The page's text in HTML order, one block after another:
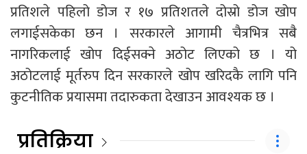
प्रतिशले पहिलो डोज र १७ प्रतिशतले दोस्रो डोज खोप
लगाईसकेका छन । सरकारले आगामी चैत्रभित्र सबै
नागरिकलाई खोप दिईसक्ने अठोट लिएको छ । यो
अठोटलाई मूर्तरुप दिन सरकारले खोप खरिदकै लागि पनि
कुटनीतिक प्रयासमा तदारुकता देखाउन आवश्यक छ ।
प्रतिक्रिया